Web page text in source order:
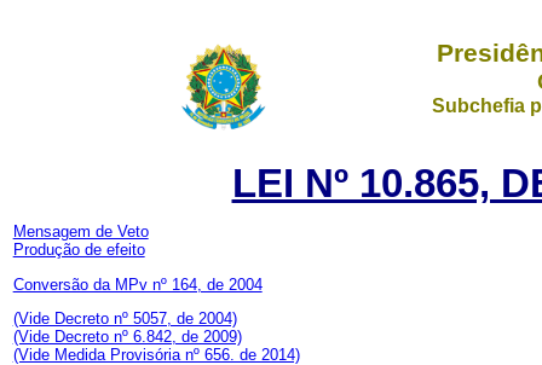
Subchefia
LEI Nº 10.865,
Mensagem de Veto
Produção de efeito
Conversão da MPv nº 164, de 2004
(Vide Decreto nº 5057, de 2004)
(Vide Decreto nº 6.842, de 2009)
(Vide Medida Provisória nº 656. de 2014)